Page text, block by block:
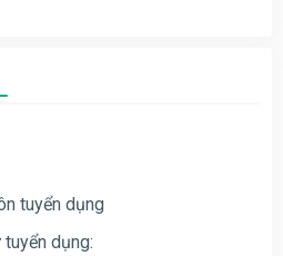
tuyển dụng
dụng: